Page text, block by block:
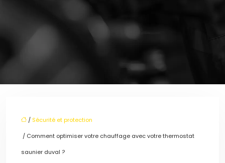
/ Sécurité et protection
/ Comment optimiser votre chauffage avec votre thermostat
saunier duval ?